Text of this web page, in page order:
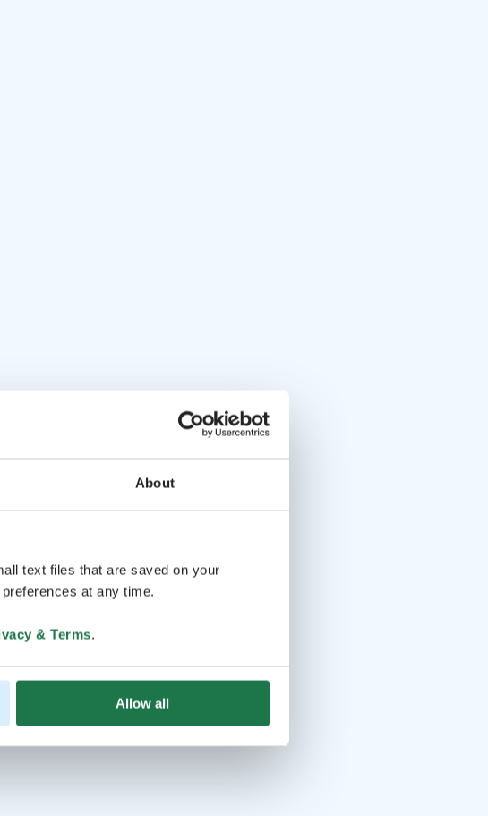
About
text files that are saved on your
at any time.
& Terms.
Allow all